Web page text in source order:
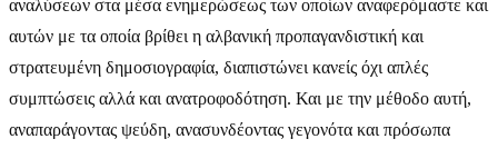
αναλύσεων στα μέσα ενημερώσεως των οποίων αναφερόμαστε και
αυτών με τα οποία βρίθει η αλβανική προπαγανδιστική και
στρατευμένη δημοσιογραφία, διαπιστώνει κανείς όχι απλές
συμπτώσεις αλλά και ανατροφοδότηση. Και με την μέθοδο αυτή,
αναπαράγοντας ψεύδη, ανασυνδέοντας γεγονότα και πρόσωπα